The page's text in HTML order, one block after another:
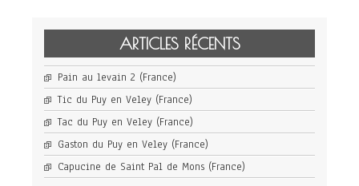
ARTICLES RÉCENTS
Pain au levain 2 (France)
Tic du Puy en Veley (France)
Tac du Puy en Veley (France)
Gaston du Puy en Veley (France)
Capucine de Saint Pal de Mons (France)